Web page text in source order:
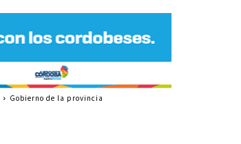
Gobierno de la provincia